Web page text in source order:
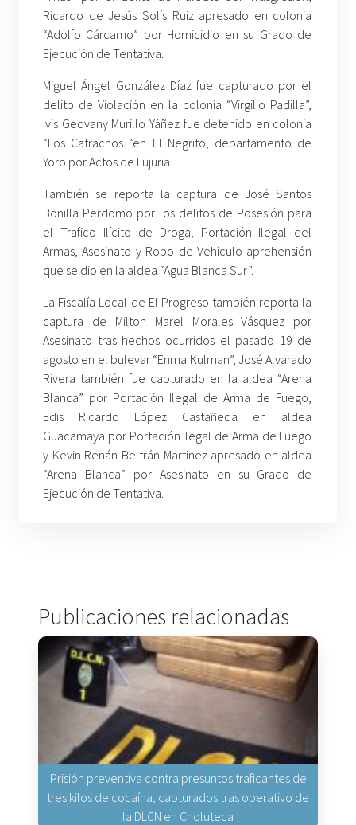
Ricardo de Jesús Solís Ruiz apresado en colonia
“Adolfo Cárcamo” por Homicidio en su Grado de
Ejecución de Tentativa.
Miguel Ángel González Díaz fue capturado por el
delito de Violación en la colonia “Virgilio Padilla”,
Ivis Geovany Murillo Yáñez fue detenido en colonia
“Los Catrachos “en El Negrito, departamento de
Yoro por Actos de Lujuria.
También se reporta la captura de José Santos
Bonilla Perdomo por los delitos de Posesión para
el Trafico Ilícito de Droga, Portación Ilegal del
Armas, Asesinato y Robo de Vehículo aprehensión
que se dio en la aldea “Agua Blanca Sur”.
La Fiscalía Local de El Progreso también reporta la
captura de Milton Marel Morales Vásquez por
Asesinato tras hechos ocurridos el pasado 19 de
agosto en el bulevar “Enma Kulman”, José Alvarado
Rivera también fue capturado en la aldea “Arena
Blanca” por Portación Ilegal de Arma de Fuego,
Edis Ricardo López Castañeda en aldea
Guacamaya por Portación Ilegal de Arma de Fuego
y Kevin Renán Beltrán Martínez apresado en aldea
“Arena Blanca” por Asesinato en su Grado de
Ejecución de Tentativa.
Publicaciones relacionadas
Prisión preventiva contra presuntos traficantes de
tres kilos de cocaína, capturados tras operativo de
la DLCN en Choluteca